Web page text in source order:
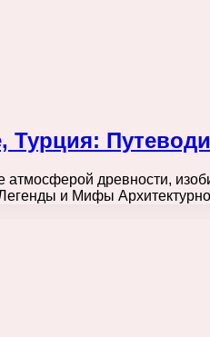
атмосферой древности,
и Мифы